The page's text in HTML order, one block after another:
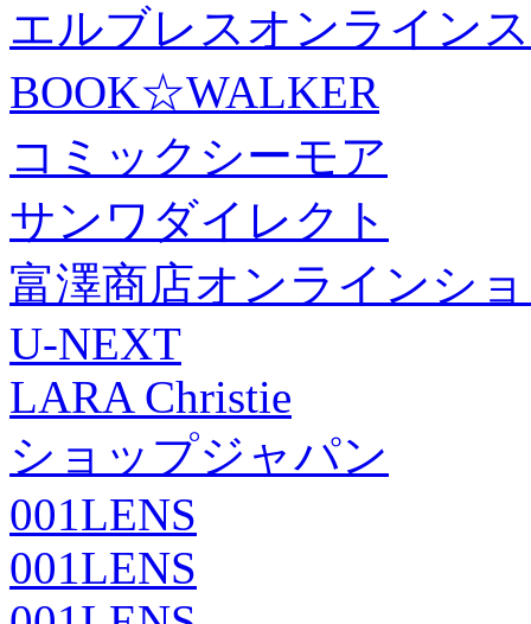
エルブレスオンライン
BOOK☆WALKER
コミックシーモア
サンワダイレクト
富澤商店オンラインシ
U-NEXT
LARA Christie
ショップジャパン
001LENS
001LENS